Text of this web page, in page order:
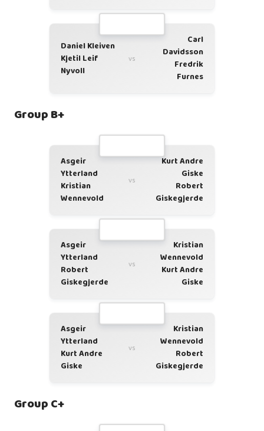
Daniel Kleiven
Kjetil Leif
Nyvoll
vs
Carl
Davidsson
Fredrik
Furnes
Group B+
Asgeir
Ytterland
Kristian
Wennevold
vs
Kurt Andre
Giske
Robert
Giskegjerde
Asgeir
Ytterland
Robert
Giskegjerde
vs
Kristian
Wennevold
Kurt Andre
Giske
Asgeir
Ytterland
Kurt Andre
Giske
vs
Kristian
Wennevold
Robert
Giskegjerde
Group C+